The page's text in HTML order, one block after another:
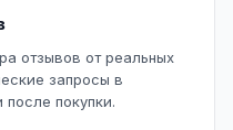
отзывов от реальных
запросы в
покупки.